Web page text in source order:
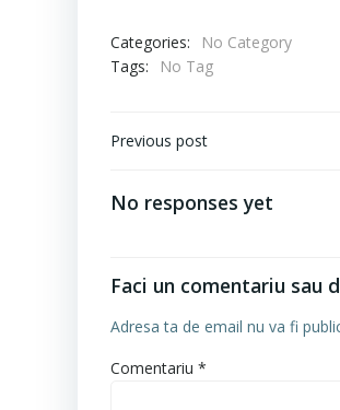
Categories:
No Category
Tags:
No Tag
Navigare
articole
Previous post
No responses yet
Faci un comentariu sau
Adresa ta de email nu va fi
Comentariu *